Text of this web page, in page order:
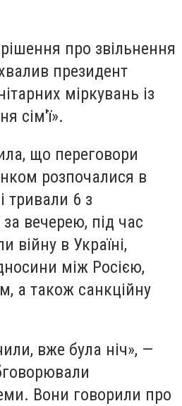
про звільнення
президент
міркувань із
сім'ї».
що переговори
розпочалися в
тривали 6 з
вечерею, під час
війну в Україні,
між Росією,
а також санкційну
вже була ніч», —
Вони говорили про